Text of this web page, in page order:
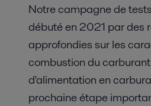
Notre campagne de
débuté en 2021 par des
approfondies sur les
combustion du
d'alimentation en
prochaine étape